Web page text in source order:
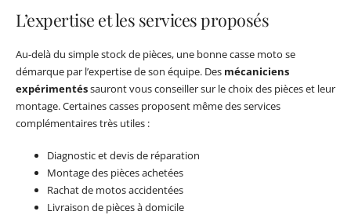
L’expertise et les services proposés
Au-delà du simple stock de pièces, une bonne casse moto se
démarque par l’expertise de son équipe. Des mécaniciens
expérimentéssauront vous conseiller sur le choix des pièces et leur
montage. Certaines casses proposent même des services
complémentaires très utiles :
Diagnostic et devis de réparation
Montage des pièces achetées
Rachat de motos accidentées
Livraison de pièces à domicile